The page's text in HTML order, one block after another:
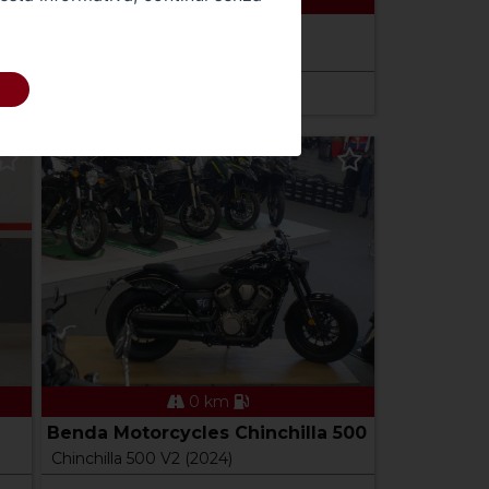
0 km
Benda Motorcycles Chinchilla 500
Chinchilla 500 V2 (2024)